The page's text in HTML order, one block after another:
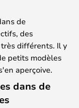
de
des
différents. Il y
petits modèles
aperçoive.
dans de